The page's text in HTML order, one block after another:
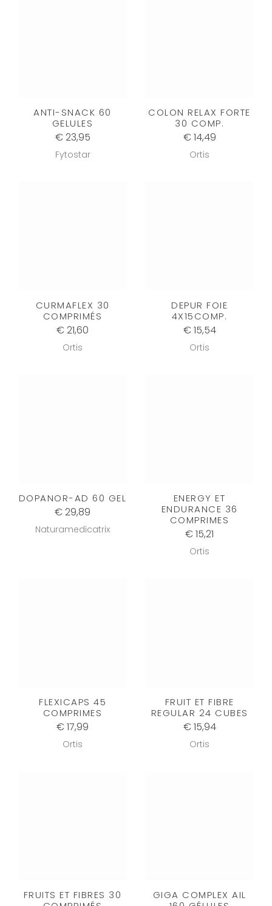
ANTI-SNACK 60
GELULES
€ 23,95
Fytostar
COLON RELAX FORTE
30 COMP.
€ 14,49
Ortis
CURMAFLEX 30
COMPRIMÉS
€ 21,60
Ortis
DEPUR FOIE
4X15COMP.
€ 15,54
Ortis
DOPANOR-AD 60 GEL
€ 29,89
Naturamedicatrix
ENERGY ET
ENDURANCE 36
COMPRIMES
€ 15,21
Ortis
FLEXICAPS 45
COMPRIMES
€ 17,99
Ortis
FRUIT ET FIBRE
REGULAR 24 CUBES
€ 15,94
Ortis
FRUITS ET FIBRES 30
GIGA COMPLEX AIL